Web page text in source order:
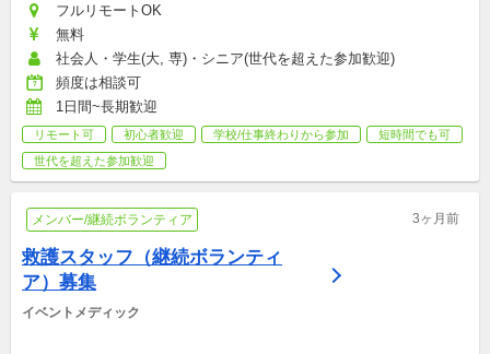
フルリモートOK
無料
社会人・学生(大, 専)・シニア(世代を超えた参加歓迎)
頻度は相談可
1日間~長期歓迎
リモート可 初心者歓迎 学校/仕事終わりから参加
短時間でも可
世代を超えた参加歓迎
メンバー/継続ボランティア 3ヶ月前
救護スタッフ（継続ボランティ
ア）募集
イベントメディック